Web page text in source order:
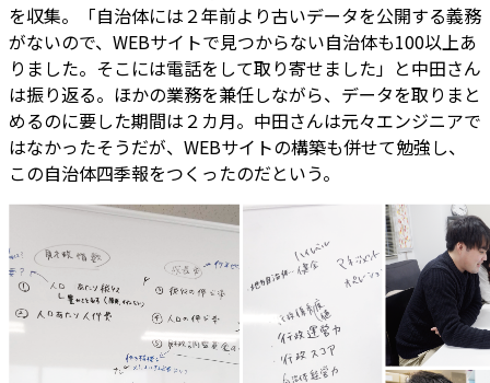
を収集。「自治体には２年前より古いデータを公開する義務
がないので、WEBサイトで見つからない自治体も100以上あ
りました。そこには電話をして取り寄せました」と中田さん
は振り返る。ほかの業務を兼任しながら、データを取りまと
めるのに要した期間は２カ月。中田さんは元々エンジニアで
はなかったそうだが、WEBサイトの構築も併せて勉強し、
この自治体四季報をつくったのだという。